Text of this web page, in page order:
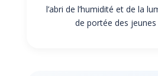
l’abri de l’humidité et de la
de portée des